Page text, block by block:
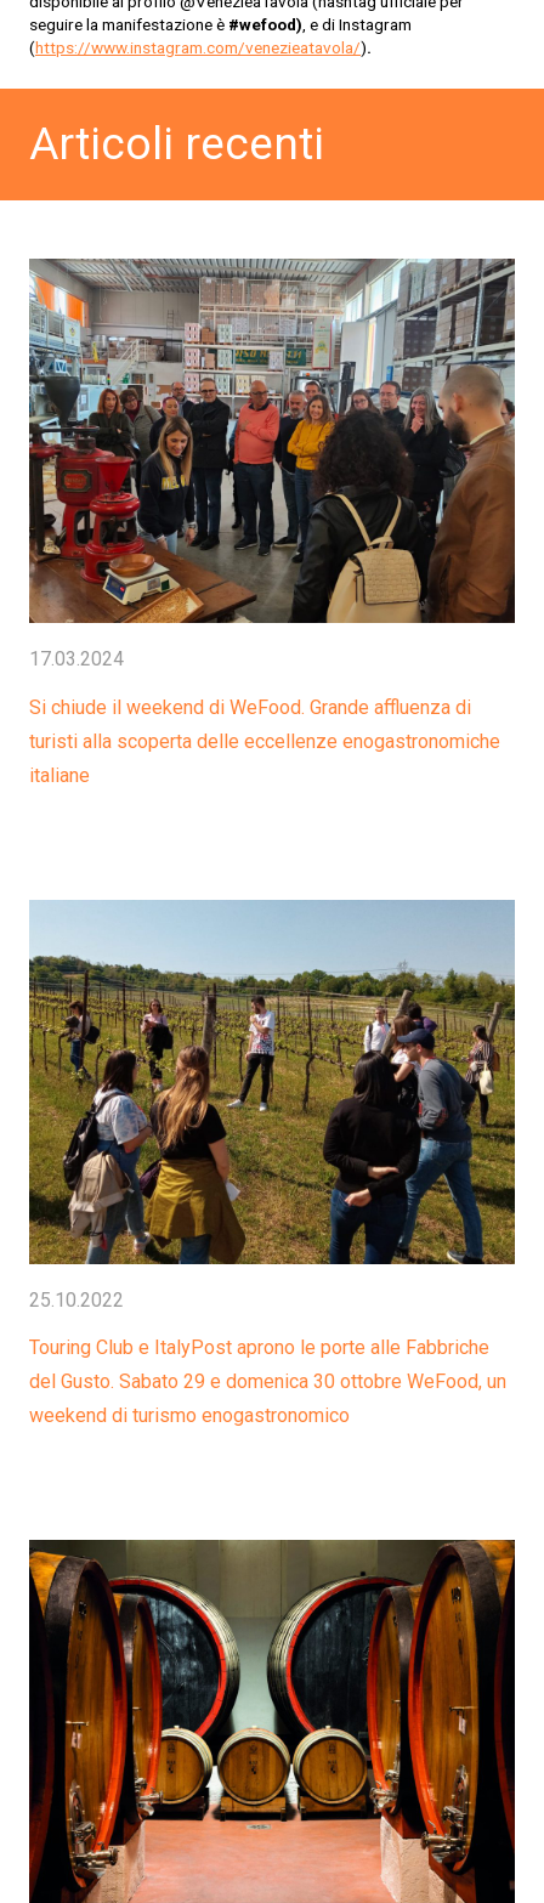
seguire la manifestazione è #wefood), e di Instagram
(https://www.instagram.com/venezieatavola/).
Articoli recenti
17.03.2024
Si chiude il weekend di WeFood. Grande affluenza di
turisti alla scoperta delle eccellenze enogastronomiche
italiane
25.10.2022
Touring Club e ItalyPost aprono le porte alle Fabbriche
del Gusto. Sabato 29 e domenica 30 ottobre WeFood, un
weekend di turismo enogastronomico